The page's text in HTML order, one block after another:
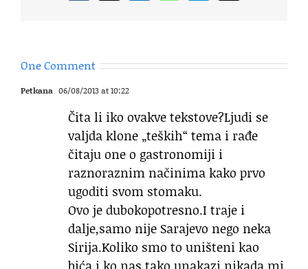
One Comment
Petkana 06/08/2013 at 10:22
Čita li iko ovakve tekstove?Ljudi se
valjda klone „teških“ tema i rađe
čitaju one o gastronomiji i
raznoraznim načinima kako prvo
ugoditi svom stomaku.
Ovo je dubokopotresno.I traje i
dalje,samo nije Sarajevo nego neka
Sirija.Koliko smo to uništeni kao